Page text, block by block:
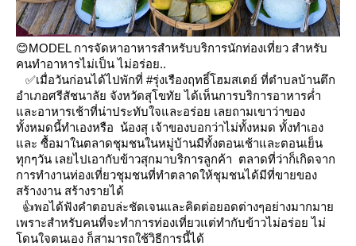
😊MODEL การจัดหาอาหารสำหรับบริการนักท่องเที่ยว สำหรับ
คนทำอาหารไม่เป็น ไม่อร่อย..
✅เมื่อวันก่อนได้ไปพักที่ #รุ่งเรืองฤทธิ์โฮมสเตย์ ที่ตำบลบ้านตึก
อำเภอศรีสัชนาลัย จังหวัดสุโขทัย ได้เห็นการบริการอาหารค่ำ
ละอาหารเช้าที่น่าประทับใจและอร่อย เลยถามเขาว่าของ
ทั้งหมดนี้ทำเองหรือ น้องสุ เจ้าของบอกว่าไม่ทั้งหมด ทั้งทำเอง
ละ ซื้อมาในตลาดชุมชนในหมู่บ้านมีทั้งตอนเช้าและตอนเย็น
ทุกๆวัน เลยไปเอากับข้าวสุกมาบริการลูกค้า ตลาดที่ว่าก็เกิดจาก
การทำงานท่องเที่ยวชุมชนที่ทำตลาดให้ชุมชนได้มีที่ขายของ
สร้างงาน สร้างรายได้
👍พอได้ฟังคำตอบล่ะชัดเจนและคิดต่อยอดต่างๆอย่างมากมา
เพราะสำหรับคนที่จะทำการท่องเที่ยวแต่ทำกับข้าวไม่อร่อย ไม่
ดนใจตนเอง ก็สามารถใช้วิธีการนี้ได้